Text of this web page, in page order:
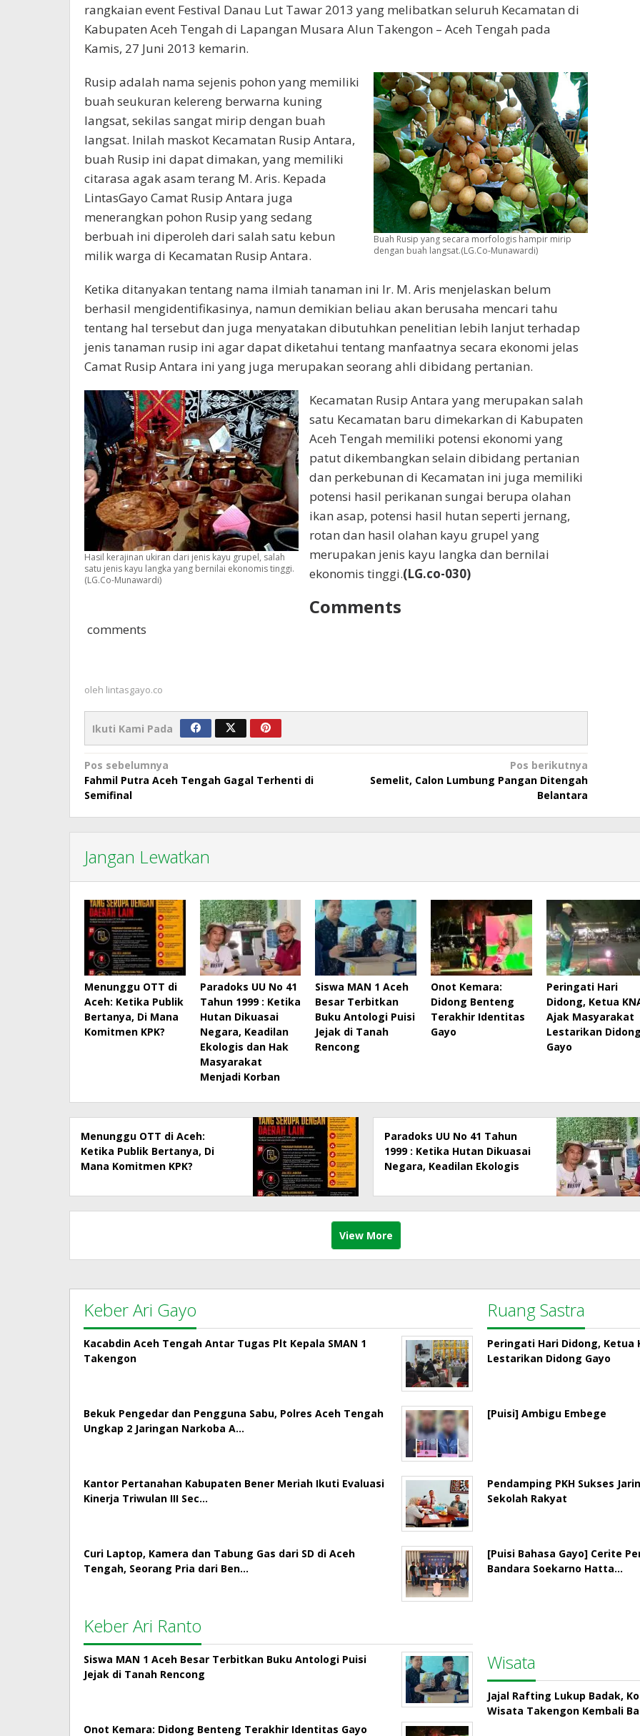
rangkaian event Festival Danau Lut Tawar 2013 yang melibatkan seluruh Kecamatan di
Kabupaten Aceh Tengah di Lapangan Musara Alun Takengon – Aceh Tengah pada
Kamis, 27 Juni 2013 kemarin.
Buah Rusip yang secara morfologis hampir mirip
dengan buah langsat.(LG.Co-Munawardi)
Rusip adalah nama sejenis pohon yang memiliki
buah seukuran kelereng berwarna kuning
langsat, sekilas sangat mirip dengan buah
langsat. Inilah maskot Kecamatan Rusip Antara,
buah Rusip ini dapat dimakan, yang memiliki
citarasa agak asam terang M. Aris. Kepada
LintasGayo Camat Rusip Antara juga
menerangkan pohon Rusip yang sedang
berbuah ini diperoleh dari salah satu kebun
milik warga di Kecamatan Rusip Antara.
Ketika ditanyakan tentang nama ilmiah tanaman ini Ir. M. Aris menjelaskan belum
berhasil mengidentifikasinya, namun demikian beliau akan berusaha mencari tahu
tentang hal tersebut dan juga menyatakan dibutuhkan penelitian lebih lanjut terhadap
jenis tanaman rusip ini agar dapat diketahui tentang manfaatnya secara ekonomi jelas
Camat Rusip Antara ini yang juga merupakan seorang ahli dibidang pertanian.
Hasil kerajinan ukiran dari jenis kayu grupel, salah
satu jenis kayu langka yang bernilai ekonomis tinggi.
(LG.Co-Munawardi)
Kecamatan Rusip Antara yang merupakan salah
satu Kecamatan baru dimekarkan di Kabupaten
Aceh Tengah memiliki potensi ekonomi yang
patut dikembangkan selain dibidang pertanian
dan perkebunan di Kecamatan ini juga memiliki
potensi hasil perikanan sungai berupa olahan
ikan asap, potensi hasil hutan seperti jernang,
rotan dan hasil olahan kayu grupel yang
merupakan jenis kayu langka dan bernilai
ekonomis tinggi.(LG.co-030)
Comments
comments
oleh lintasgayo.co
Ikuti Kami Pada
Navigasi
pos
Pos sebelumnya
Fahmil Putra Aceh Tengah Gagal Terhenti di
Semifinal
Pos berikutnya
Semelit, Calon Lumbung Pangan Ditengah
Belantara
Jangan Lewatkan
Menunggu OTT di
Aceh: Ketika Publik
Bertanya, Di Mana
Komitmen KPK?
Paradoks UU No 41
Tahun 1999 : Ketika
Hutan Dikuasai
Negara, Keadilan
Ekologis dan Hak
Masyarakat
Menjadi Korban
Siswa MAN 1 Aceh
Besar Terbitkan
Buku Antologi Puisi
Jejak di Tanah
Rencong
Onot Kemara:
Didong Benteng
Terakhir Identitas
Gayo
Peringati Hari
Didong, Ketua
Ajak Masyarakat
Lestarikan
Gayo
Menunggu OTT di Aceh:
Ketika Publik Bertanya, Di
Mana Komitmen KPK?
Paradoks UU No 41 Tahun
1999 : Ketika Hutan Dikuasai
Negara, Keadilan Ekologis
Korban
View More
Keber Ari Gayo
Kacabdin Aceh Tengah Antar Tugas Plt Kepala SMAN 1
Takengon
Bekuk Pengedar dan Pengguna Sabu, Polres Aceh Tengah
Ungkap 2 Jaringan Narkoba A…
Kantor Pertanahan Kabupaten Bener Meriah Ikuti Evaluasi
Kinerja Triwulan III Sec…
Curi Laptop, Kamera dan Tabung Gas dari SD di Aceh
Tengah, Seorang Pria dari Ben…
Keber Ari Ranto
Siswa MAN 1 Aceh Besar Terbitkan Buku Antologi Puisi
Jejak di Tanah Rencong
Onot Kemara: Didong Benteng Terakhir Identitas Gayo
Ruang Sastra
Peringati Hari Didong, Ketua
Lestarikan Didong Gayo
[Puisi] Ambigu Embege
Pendamping PKH Sukses
Sekolah Rakyat
[Puisi Bahasa Gayo] Cerite
Bandara Soekarno Hatta…
Wisata
Jajal Rafting Lukup Badak,
Wisata Takengon Kembali